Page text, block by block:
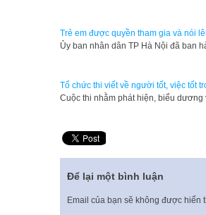
Trẻ em được quyền tham gia và nói
Ủy ban nhân dân TP Hà Nội đã ban
Tổ chức thi viết về người tốt, việc tốt
Cuộc thi nhằm phát hiện, biểu
Để lại một bình luận
Email của bạn sẽ không được hiển